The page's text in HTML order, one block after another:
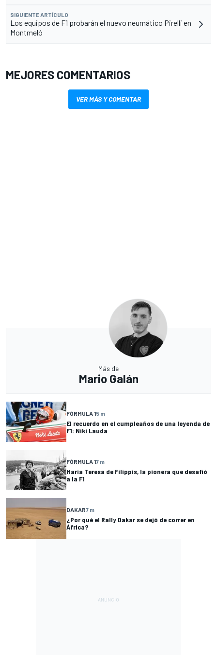
SIGUIENTE ARTÍCULO
Los equipos de F1 probarán el nuevo neumático Pirelli en
Montmeló
MEJORES COMENTARIOS
VER MÁS Y COMENTAR
Más de
Mario Galán
FÓRMULA 15 m
El recuerdo en el cumpleaños de una leyenda de
F1: Niki Lauda
FÓRMULA 17 m
Maria Teresa de Filippis, la pionera que desafió
a la F1
DAKAR7 m
¿Por qué el Rally Dakar se dejó de correr en
África?